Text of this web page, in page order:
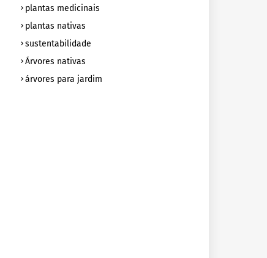
plantas medicinais
plantas nativas
sustentabilidade
Árvores nativas
árvores para jardim